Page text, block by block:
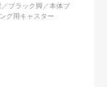
ブラック脚／本体ブ
グ用キャスター